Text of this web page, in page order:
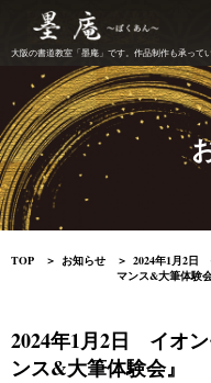
大阪の書道教室「墨庵」です。作品制作も承ってい
TOP お知らせ
2024年1月2日
マンス&大筆体験会
2024年1月2日 イオ
ンス&大筆体験会』